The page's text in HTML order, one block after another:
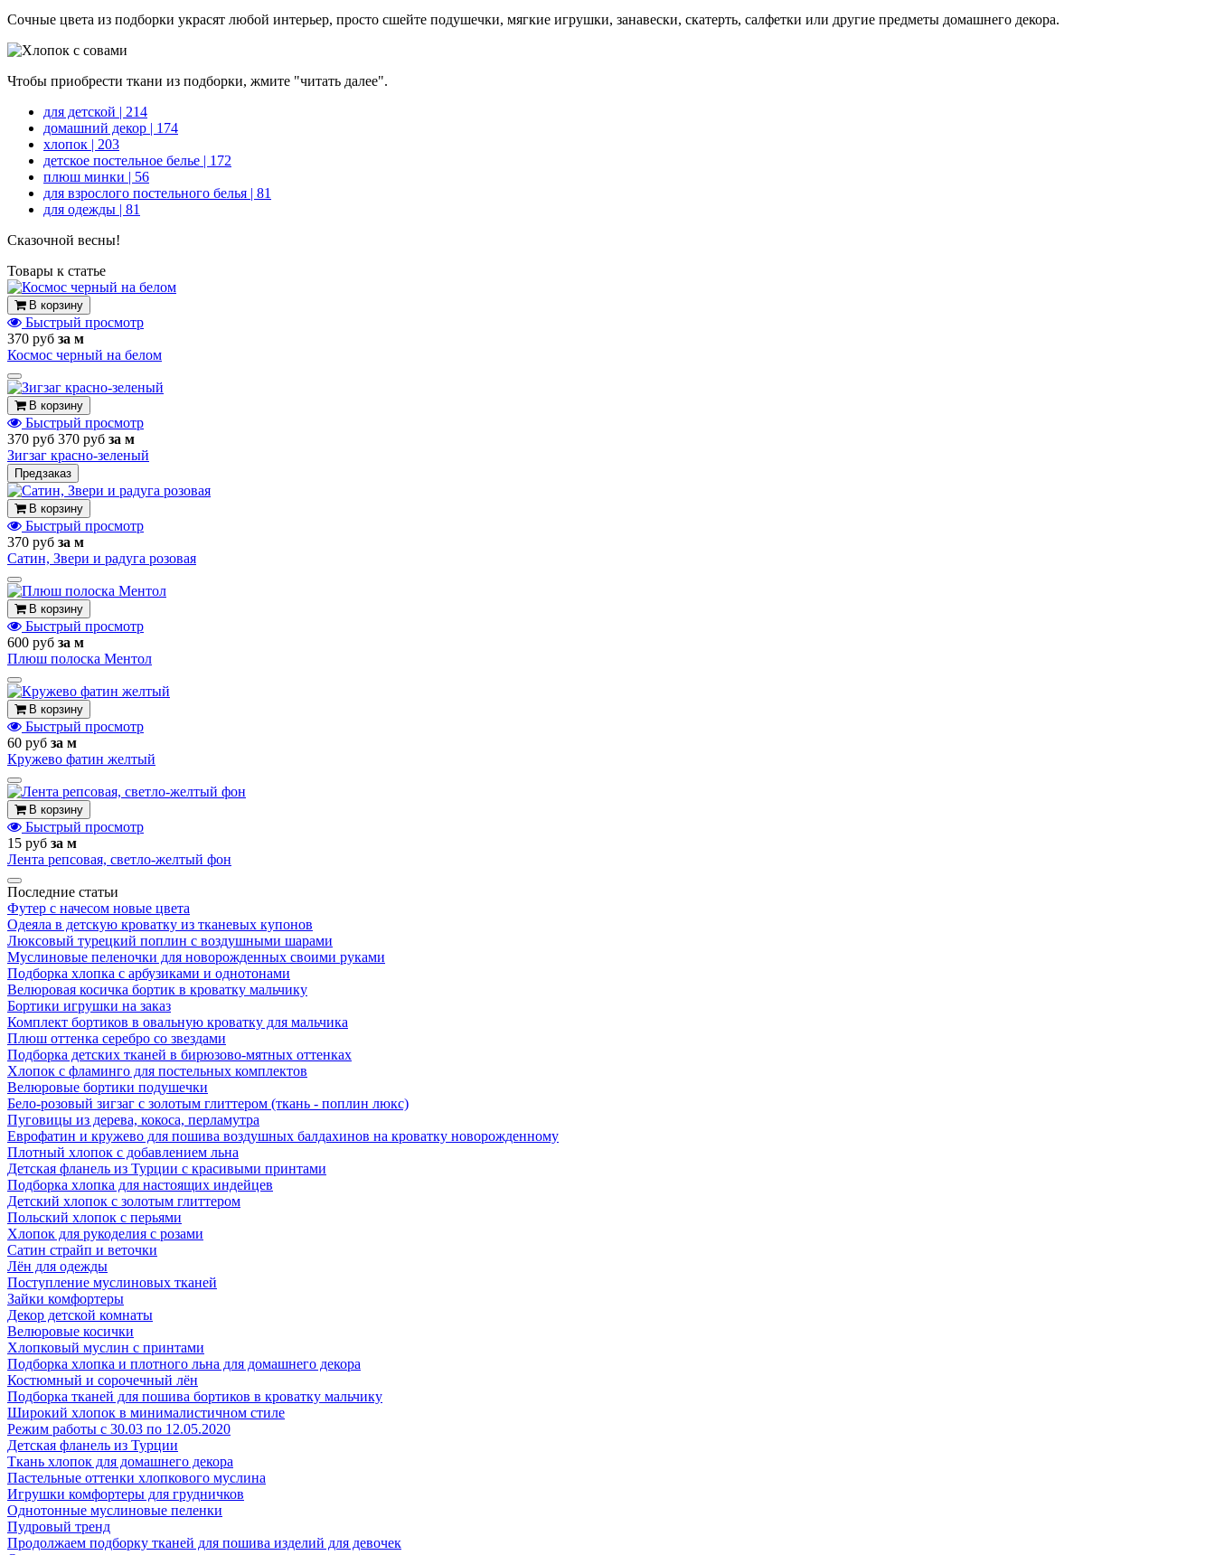
Сочные цвета из подборки украсят любой интерьер, просто сшейте подушечки, мягкие игрушки, занавески, скатерть, салфетки или другие предметы домашнего декора.
Чтобы приобрести ткани из подборки, жмите "читать далее".
для детской | 214
домашний декор | 174
хлопок | 203
детское постельное белье | 172
плюш минки | 56
для взрослого постельного белья | 81
для одежды | 81
Сказочной весны!
Товары к статье
В корзину
Быстрый просмотр
370 руб за м
Космос черный на белом
В корзину
Быстрый просмотр
370 руб 370 руб за м
Зигзаг красно-зеленый
Предзаказ
В корзину
Быстрый просмотр
370 руб за м
Сатин, Звери и радуга розовая
В корзину
Быстрый просмотр
600 руб за м
Плюш полоска Ментол
В корзину
Быстрый просмотр
60 руб за м
Кружево фатин желтый
В корзину
Быстрый просмотр
15 руб за м
Лента репсовая, светло-желтый фон
Последние статьи
Футер с начесом новые цвета
Одеяла в детскую кроватку из тканевых купонов
Люксовый турецкий поплин с воздушными шарами
Муслиновые пеленочки для новорожденных своими руками
Подборка хлопка с арбузиками и однотонами
Велюровая косичка бортик в кроватку мальчику
Бортики игрушки на заказ
Комплект бортиков в овальную кроватку для мальчика
Плюш оттенка серебро со звездами
Подборка детских тканей в бирюзово-мятных оттенках
Хлопок с фламинго для постельных комплектов
Велюровые бортики подушечки
Бело-розовый зигзаг с золотым глиттером (ткань - поплин люкс)
Пуговицы из дерева, кокоса, перламутра
Еврофатин и кружево для пошива воздушных балдахинов на кроватку новорожденному
Плотный хлопок с добавлением льна
Детская фланель из Турции с красивыми принтами
Подборка хлопка для настоящих индейцев
Детский хлопок с золотым глиттером
Польский хлопок с перьями
Хлопок для рукоделия с розами
Сатин страйп и веточки
Лён для одежды
Поступление муслиновых тканей
Зайки комфортеры
Декор детской комнаты
Велюровые косички
Хлопковый муслин с принтами
Подборка хлопка и плотного льна для домашнего декора
Костюмный и сорочечный лён
Подборка тканей для пошива бортиков в кроватку мальчику
Широкий хлопок в минималистичном стиле
Режим работы с 30.03 по 12.05.2020
Детская фланель из Турции
Ткань хлопок для домашнего декора
Пастельные оттенки хлопкового муслина
Игрушки комфортеры для грудничков
Однотонные муслиновые пеленки
Пудровый тренд
Продолжаем подборку тканей для пошива изделий для девочек